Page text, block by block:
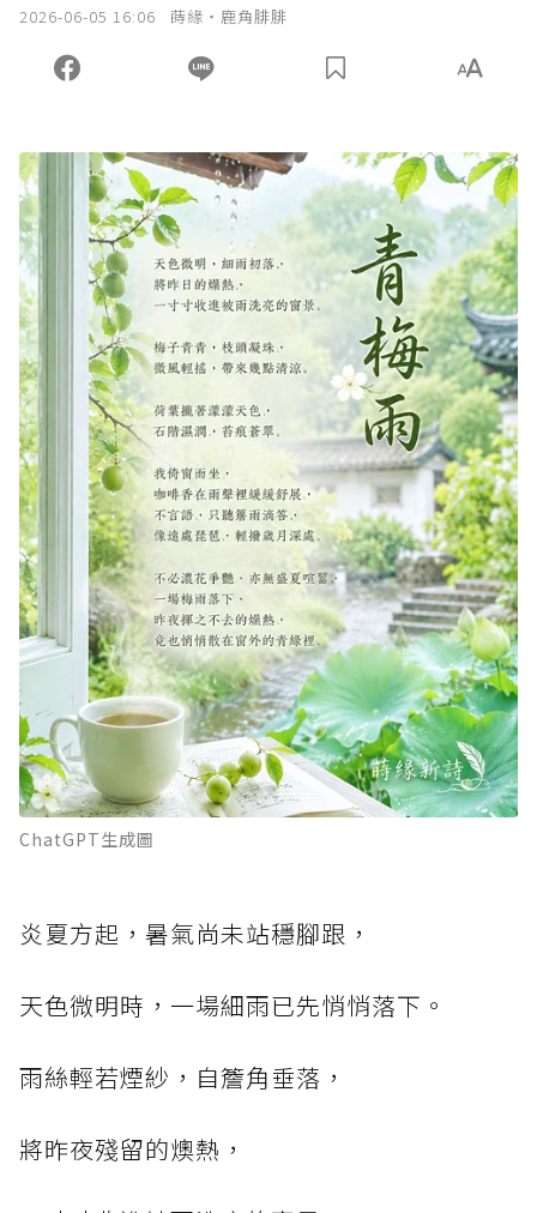
2026-06-05 16:06 蒔緣‧鹿角腓腓
ChatGPT生成圖
炎夏方起，暑氣尚未站穩腳跟，
天色微明時，一場細雨已先悄悄落下。
雨絲輕若煙紗，自簷角垂落，
將昨夜殘留的燠熱，